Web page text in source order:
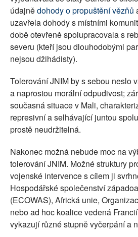
údajnědohody o propuštění vězňů
uzavřela dohody s místními
době otevřeně spolupracovala s
severu (kteří jsou dlouhodobými
nejsou džihádisty).
Tolerování JNIM by s sebou neslo
a naprostou morální odpudivost;
současná situace v Mali,
represivní a selhávající juntou
prostě neudržitelná.
Nakonec možná nebude moc na
tolerování JNIM. Možné struktury
vojenské intervence s cílem ji
Hospodářské společenství
(ECOWAS), Africká unie,
nebo ad hoc koalice vedená
vykazují různé stupně vyčerpání a